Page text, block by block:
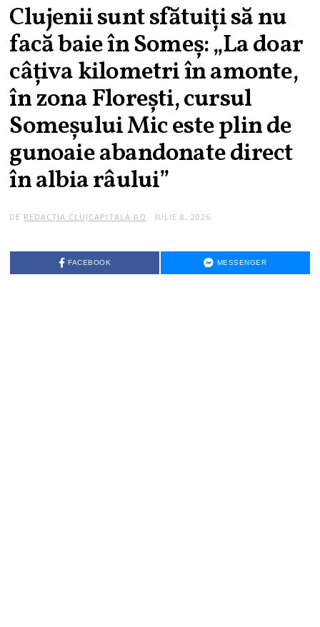
Clujenii sunt sfătuiți să nu
facă baie în Someș: „La doar
câțiva kilometri în amonte,
în zona Florești, cursul
Someșului Mic este plin de
gunoaie abandonate direct
în albia râului”
DE REDACȚIA CLUJCAPITALA.RO IULIE 8, 2026
FACEBOOK MESSENGER